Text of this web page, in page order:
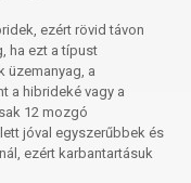
ezért rövid távon
ha ezt a típust
üzemanyag, a
a hibrideké vagy a
12 mozgó
jóval egyszerűbbek és
ezért karbantartásuk